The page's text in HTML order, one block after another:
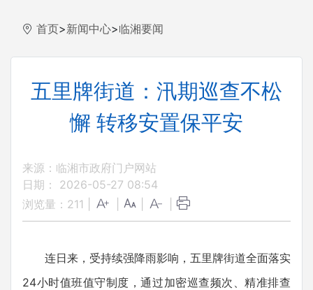
首页>新闻中心>临湘要闻
五里牌街道：汛期巡查不松
懈 转移安置保平安
来源：临湘市政府门户网站
日期： 2026-05-27 08:54
浏览量： 211
连日来，受持续强降雨影响，五里牌街道全面落实
24小时值班值守制度，通过加密巡查频次、精准排查